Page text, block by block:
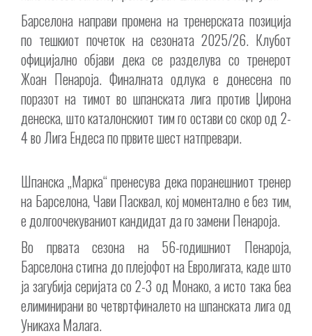
Барселона направи промена на тренерската позиција
по тешкиот почеток на сезоната 2025/26. Клубот
официјално објави дека се разделува со тренерот
Жоан Пенароја. Финалната одлука е донесена по
поразот на тимот во шпанската лига против Џирона
денеска, што каталонскиот тим го остави со скор од 2-
4 во Лига Ендеса по првите шест натпревари.
Шпанска „Марка“ пренесува дека поранешниот тренер
на Барселона, Чави Пасквал, кој моментално е без тим,
е долгоочекуваниот кандидат да го замени Пенароја.
Во првата сезона на 56-годишниот Пенароја,
Барселона стигна до плејофот на Евролигата, каде што
ја загубија серијата со 2-3 од Монако, а исто така беа
елиминирани во четвртфиналето на шпанската лига од
Уникаха Малага.